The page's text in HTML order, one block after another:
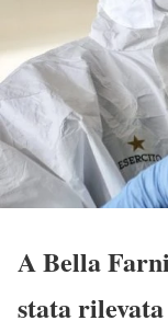
A Bella
stata